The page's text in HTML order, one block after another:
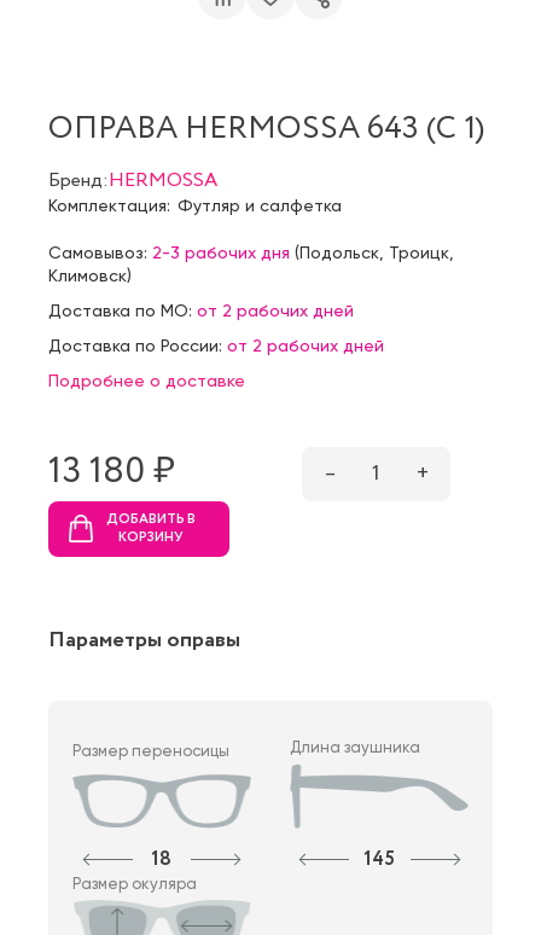
ОПРАВА HERMOSSA 643 (C 1)
Бренд:HERMOSSA
Комплектация: Футляр и салфетка
Самовывоз: 2-3 рабочих дня (Подольск Троицк
Климовск)
Доставка по МО: от 2 рабочих дней
Доставка по России: от 2 рабочих дней
Подробнее о доставке
13 180 ₷ – 1 +
ДОБАВИТЬ В
КОРЗИНУ
Параметры оправы
Размер переносицы
18
Длина заушника
145
Размер окуляра